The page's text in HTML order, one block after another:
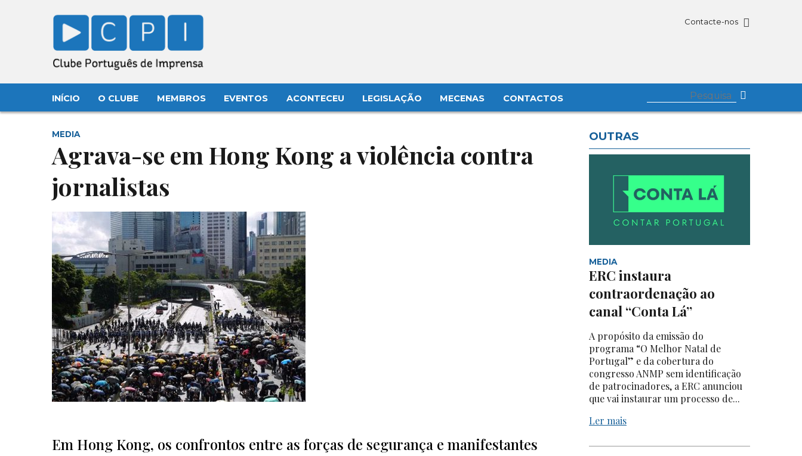
Contacte-nos
INÍCIO O CLUBE MEMBROS EVENTOS ACONTECEU LEGISLAÇÃO MECENAS CONTACTOS
MEDIA
Agrava-se em Hong Kong a violência contra
jornalistas
Em Hong Kong, os confrontos entre as forças de segurança e manifestantes
OUTRAS
MEDIA
ERC instaura
contraordenação ao
canal “Conta Lá”
A propósito da emissão do
programa “O Melhor Natal de
Portugal” e da cobertura do
congresso ANMP sem identificação
de patrocinadores, a ERC anunciou
que vai instaurar um processo de...
Ler mais